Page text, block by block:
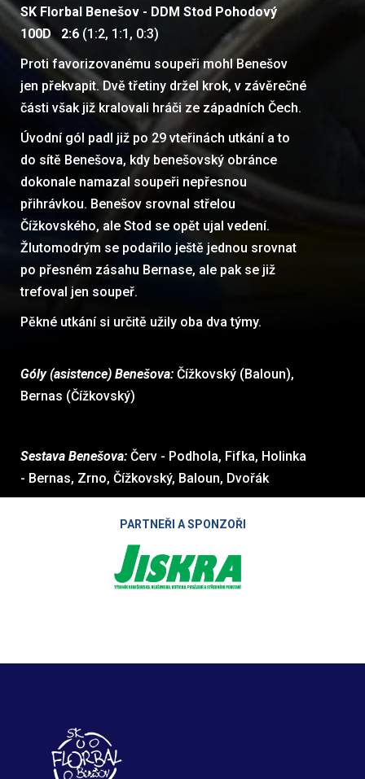
SK Florbal Benešov - DDM Stod Pohodový
100D 2:6 (1:2, 1:1, 0:3)
Proti favorizovanému soupeři mohl Benešov
jen překvapit. Dvě třetiny držel krok, v závěrečné
části však již kralovali hráči ze západních Čech.
Úvodní gól padl již po 29 vteřinách utkání a to
do sítě Benešova, kdy benešovský obránce
dokonale namazal soupeři nepřesnou
přihrávkou. Benešov srovnal střelou
Čížkovského, ale Stod se opět ujal vedení.
Žlutomodrým se podařilo ještě jednou srovnat
po přesném zásahu Bernase, ale pak se již
trefoval jen soupeř.
Pěkné utkání si určitě užily oba dva týmy.
Góly (asistence) Benešova: Čížkovský (Baloun),
Bernas (Čížkovský)
Sestava Benešova: Červ - Podhola, Fifka, Holinka
- Bernas, Zrno, Čížkovský, Baloun, Dvořák
PARTNEŘI A SPONZOŘI